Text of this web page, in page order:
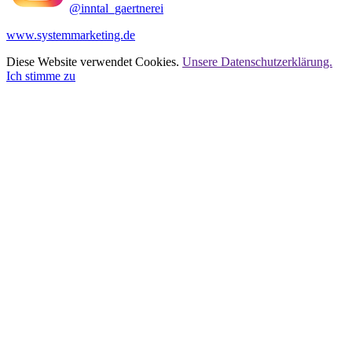
@inntal_gaertnerei
www.systemmarketing.de
Diese Website verwendet Cookies. Unsere Datenschutzerklärung.
Ich stimme zu